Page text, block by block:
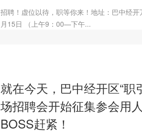
招聘！虚位以待，职等你来！地址：巴中经
月15日 （上午9：00—下午...
就在今天，巴中经开区“职
场招聘会开始征集参会用
BOSS赶紧！